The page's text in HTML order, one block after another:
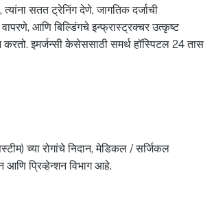
सतत ट्रेनिंग देणे, जागतिक दर्जाची
आणि बिल्डिंगचे इन्फ्रास्ट्रक्चर उत्कृष्ट
करतो. इमर्जन्सी केसेससाठी समर्थ हॉस्पिटल 24 तास
च्या रोगांचे निदान, मेडिकल / सर्जिकल
आणि प्रिव्हेन्शन विभाग आहे.